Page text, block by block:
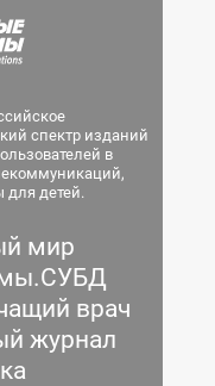
спектр изданий
в
детей.
мир
врач
журнал